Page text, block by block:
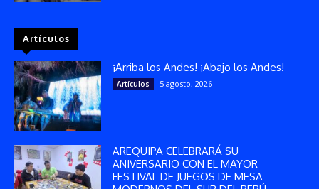
Artículos
¡Arriba los Andes! ¡Abajo los Andes!
Artículos 5 agosto, 2026
AREQUIPA CELEBRARÁ SU
ANIVERSARIO CON EL MAYOR
FESTIVAL DE JUEGOS DE MESA